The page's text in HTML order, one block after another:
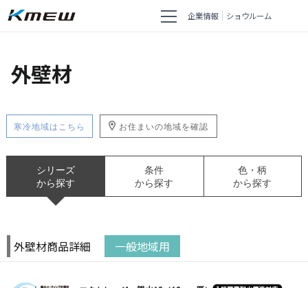
企業情報 ショウルーム
外壁材
寒冷地域はこちら お住まいの地域を確認
シリーズ
から探す
条件
から探す
色・柄
から探す
外壁材商品詳細 一般地域用